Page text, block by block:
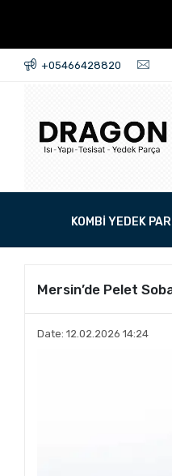
+05466428820
KOMBİ YEDEK
Mersin’de Pelet
Date: 12.02.2026 14:24